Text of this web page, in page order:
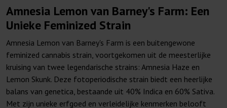
Amnesia Lemon van Barney's Farm: Een
Unieke Feminized Strain
Amnesia Lemon van Barney's Farm is een buitengewone
feminized cannabis strain, voortgekomen uit de meesterlijke
kruising van twee legendarische strains: Amnesia Haze en
Lemon Skunk. Deze fotoperiodische strain biedt een heerlijke
balans van genetica, bestaande uit 40% Indica en 60% Sativa.
Met zijn unieke erfgoed en verleidelijke kenmerken belooft